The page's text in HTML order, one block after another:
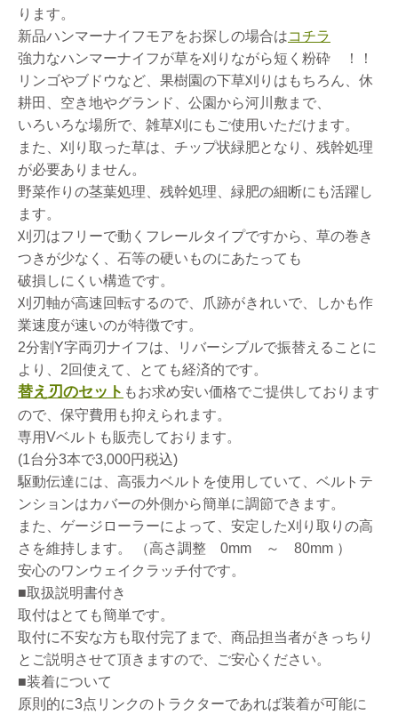
ります。
新品ハンマーナイフモアをお探しの場合はコチラ
強力なハンマーナイフが草を刈りながら短く粉砕 ！！
リンゴやブドウなど、果樹園の下草刈りはもちろん、休
耕田、空き地やグランド、公園から河川敷まで、
いろいろな場所で、雑草刈にもご使用いただけます。
また、刈り取った草は、チップ状緑肥となり、残幹処理
が必要ありません。
野菜作りの茎葉処理、残幹処理、緑肥の細断にも活躍し
ます。
刈刃はフリーで動くフレールタイプですから、草の巻き
つきが少なく、石等の硬いものにあたっても
破損しにくい構造です。
刈刃軸が高速回転するので、爪跡がきれいで、しかも作
業速度が速いのが特徴です。
2分割Y字両刃ナイフは、リバーシブルで振替えることに
より、2回使えて、とても経済的です。
替え刃のセット もお求め安い価格でご提供しております
ので、保守費用も抑えられます。
専用Vベルトも販売しております。
(1台分3本で3,000円税込)
駆動伝達には、高張力ベルトを使用していて、ベルトテ
ンションはカバーの外側から簡単に調節できます。
また、ゲージローラーによって、安定した刈り取りの高
さを維持します。 （高さ調整 0mm ～ 80mm ）
安心のワンウェイクラッチ付です。
■取扱説明書付き
取付はとても簡単です。
取付に不安な方も取付完了まで、商品担当者がきっちり
とご説明させて頂きますので、ご安心ください。
■装着について
原則的に3点リンクのトラクターであれば装着が可能に